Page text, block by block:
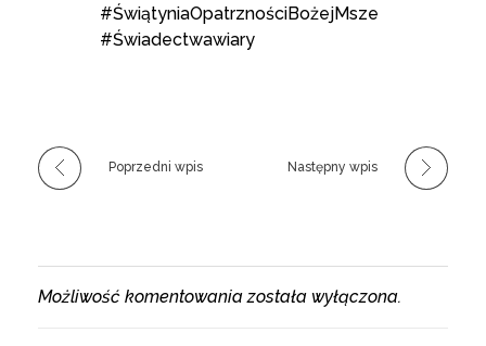
#ŚwiątyniaOpatrznościBożejMsze
#Świadectwawiary
Poprzedni wpis Następny wpis
Możliwość komentowania została wyłączona.